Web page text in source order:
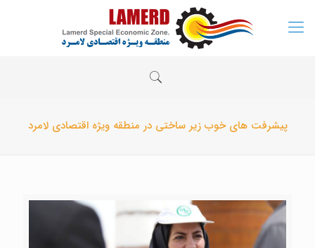
پیشرفت های خوب زیر ساختی در منطقه ویژه اقتصادی لامرد